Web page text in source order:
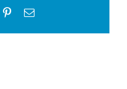
Pinterest
Email